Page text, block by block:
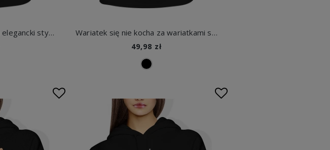
Złota korona róża szpilki elegancki styl luksusowy napis idealna edycja limitowana glamour Damska koszulka Wariatek się nie kocha za wariatkami się szaleje serca miłość romantyczny styl zakochanych Damska koszulka
49,98 zł